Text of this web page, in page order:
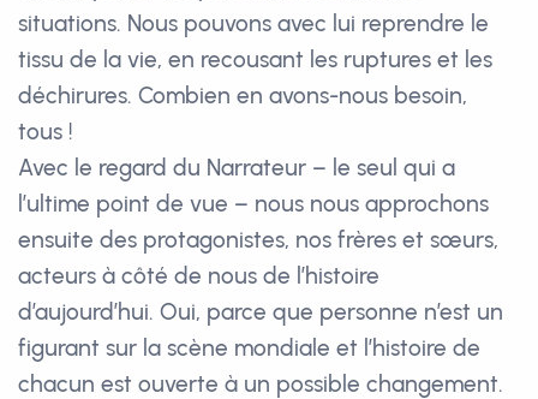
situations. Nous pouvons avec lui reprendre le
tissu de la vie, en recousant les ruptures et les
déchirures. Combien en avons-nous besoin,
tous !
Avec le regard du Narrateur – le seul qui a
l’ultime point de vue – nous nous approchons
ensuite des protagonistes, nos frères et sœurs,
acteurs à côté de nous de l’histoire
d’aujourd’hui. Oui, parce que personne n’est un
figurant sur la scène mondiale et l’histoire de
chacun est ouverte à un possible changement.